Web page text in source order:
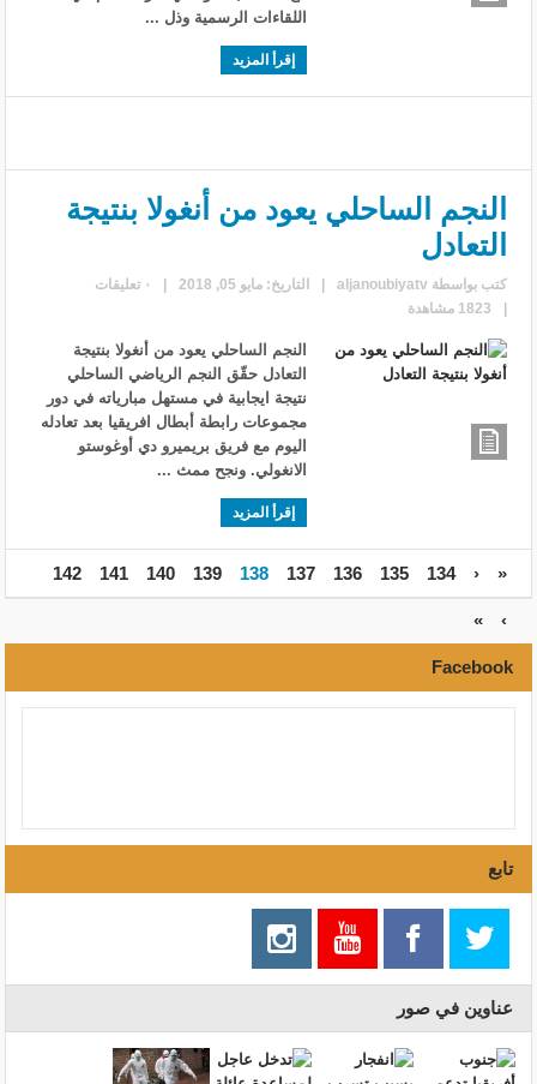
اللقاءات الرسمية وذل ...
إقرأ المزيد
النجم الساحلي يعود من أنغولا بنتيجة
التعادل
كتب بواسطةaljanoubiyatv
| التاريخ: مايو 05, 2018 |
٠ تعليقات
|
1823 مشاهدة
النجم الساحلي يعود من أنغولا بنتيجة
التعادل حقّق النجم الرياضي الساحلي
نتيجة ايجابية في مستهل مبارياته في دور
مجموعات رابطة أبطال افريقيا بعد تعادله
اليوم مع فريق بريميرو دي أوغوستو
الانغولي. ونجح ممث ...
إقرأ المزيد
«
‹
134
135
136
137
138
139
140
141
142
›
»
Facebook
تابع
عناوين في صور